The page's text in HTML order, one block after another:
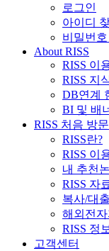
로그인
아이디 찾
비밀번호
About RISS
RISS 이
RISS 지
DB연계
BI 및 배
RISS 처음 방
RISS란?
RISS 이
내 추천
RISS 자
복사/대
해외전
RISS 정
고객센터